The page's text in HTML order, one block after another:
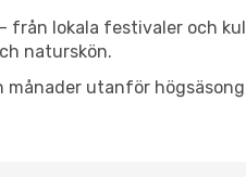
från lokala festivaler och
naturskön.
utanför